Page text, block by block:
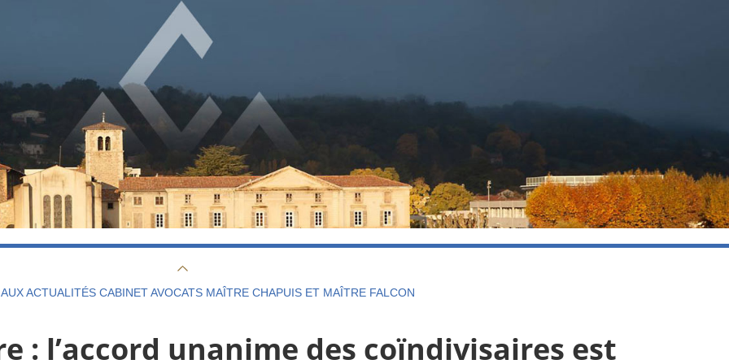
ACTUALITÉS CABINET AVOCATS MAÎTRE CHAPUIS ET MAÎTRE FALCON
: l’accord unanime des coïndivisaires est